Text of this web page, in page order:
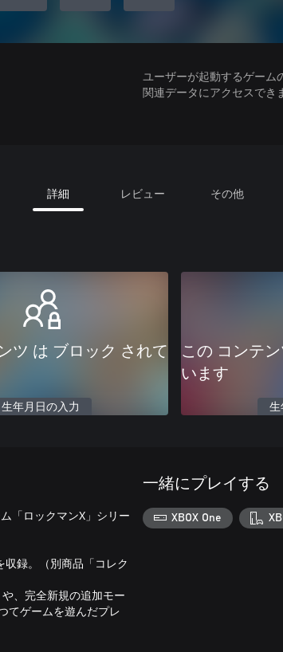
ユーザーが起動するゲーム
関連データにアクセスでき
詳細 レビュー その他
ツ は ブロック されて
生年月日の入力
この コンテ
います
生
「ロックマンX」シリー
録。（別商品「コレク
、完全新規の追加モー
てゲームを遊んだプレ
一緒にプレイする
XBOX One